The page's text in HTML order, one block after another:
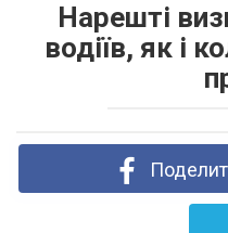
Нарешті
водіїв, як і